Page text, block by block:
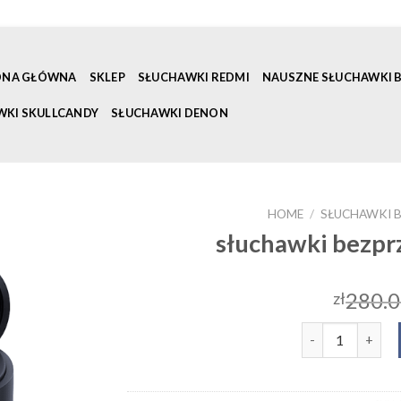
GŁÓWNA SKLEP SŁUCHAWKI REDMI NAUSZNE SŁUCHAWKI
SKULLCANDY SŁUCHAWKI DENON
HOME / SŁUCHAWKI
słuchawki
zł